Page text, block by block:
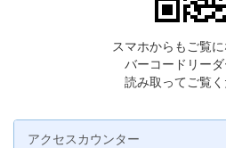
スマホからもご覧に
バーコードリー
読み取ってご覧く
アクセスカウンター